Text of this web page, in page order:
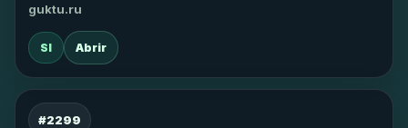
guktu.ru
SI Abrir
#2299